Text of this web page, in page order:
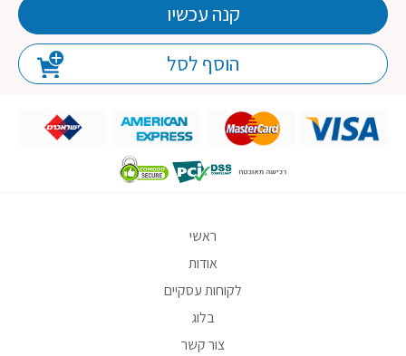
קנה עכשיו
הוסף לסל
ראשי
אודות
לקוחות עסקיים
בלוג
צור קשר